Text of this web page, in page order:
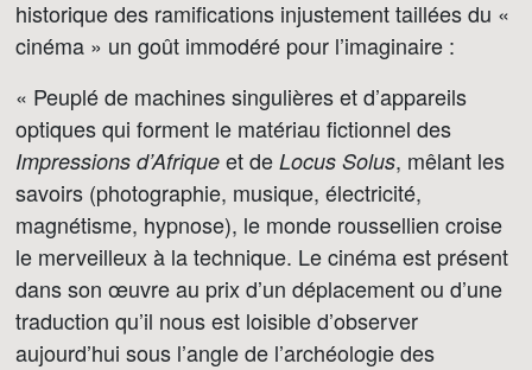
historique des ramifications injustement taillées du «
cinéma » un goût immodéré pour l’imaginaire :
« Peuplé de machines singulières et d’appareils
optiques qui forment le matériau fictionnel des
Impressions d’Afrique et de Locus Solus, mêlant les
savoirs (photographie, musique, électricité,
magnétisme, hypnose), le monde roussellien croise
le merveilleux à la technique. Le cinéma est présent
dans son œuvre au prix d’un déplacement ou d’une
traduction qu’il nous est loisible d’observer
aujourd’hui sous l’angle de l’archéologie des